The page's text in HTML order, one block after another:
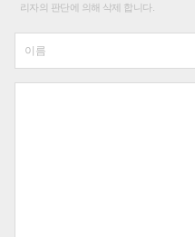
리자의 판단에 의해 삭제 합니다.